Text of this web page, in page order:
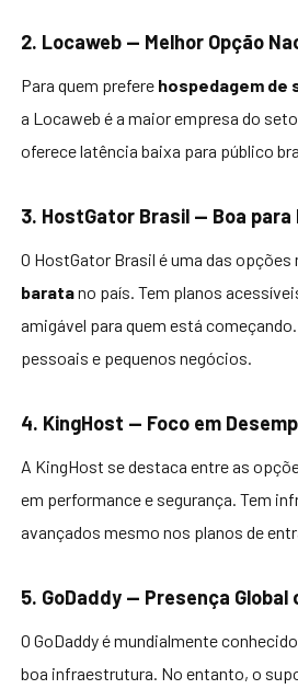
2. Locaweb — Melhor Opção
Para quem prefere hospedagem de
a Locaweb é a maior empresa do
oferece latência baixa para público
3. HostGator Brasil — Boa
O HostGator Brasil é uma das
baratano país. Tem planos
amigável para quem está
pessoais e pequenos negócios.
4. KingHost — Foco em
A KingHost se destaca entre as
em performance e segurança. Tem
avançados mesmo nos planos de
5. GoDaddy — Presença
O GoDaddy é mundialmente
boa infraestrutura. No entanto, o